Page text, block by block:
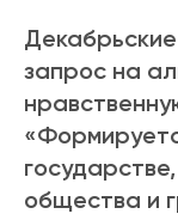
запрос на
общества и